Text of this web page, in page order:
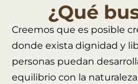
¿Qué
Creemos que es posible
donde exista dignidad y
personas puedan
equilibrio con la